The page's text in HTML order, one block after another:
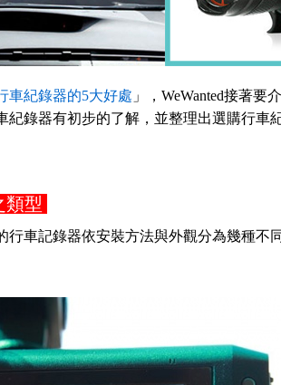
車紀錄器的5大好處 」，WeWanted接著
紀錄器有初步的了解，並整理出選購行車
類型
行車記錄器依安裝方法與外觀分為幾種不